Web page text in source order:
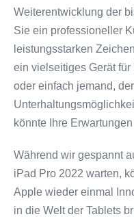
Weiterentwicklung der
Sie ein professioneller
leistungsstarken
ein vielseitiges Gerät
oder einfach jemand,
könnte Ihre
Während wir gespannt
iPad Pro 2022 warten,
Apple wieder einmal
in die Welt der Tablets